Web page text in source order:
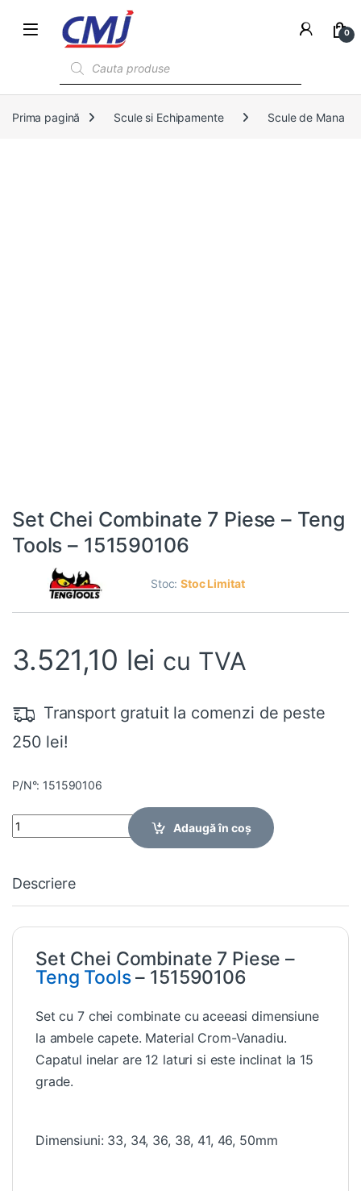
0
Prima pagină Scule si Echipamente Scule de Mana
Set Chei Combinate 7 Piese – Teng
Tools – 151590106
Stoc:Stoc Limitat
3.521,10 lei cu TVA
Transport gratuit la comenzi de peste
250 lei!
P/N°: 151590106
Quantity
Adaugă în coș
Descriere
Set Chei Combinate 7 Piese –
Teng Tools– 151590106
Set cu 7 chei combinate cu aceeasi dimensiune
la ambele capete. Material Crom-Vanadiu.
Capatul inelar are 12 laturi si este inclinat la 15
grade.
Dimensiuni: 33, 34, 36, 38, 41, 46, 50mm